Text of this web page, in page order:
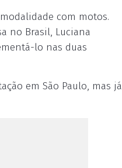
com motos.
no Brasil, Luciana
lo nas duas
em São Paulo, mas já